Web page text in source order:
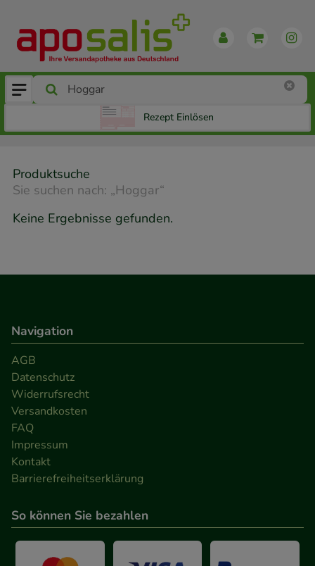
Rezept Einlösen
Produktsuche
Sie suchen nach: „Hoggar“
Keine Ergebnisse gefunden.
Navigation
AGB
Datenschutz
Widerrufsrecht
Versandkosten
FAQ
Impressum
Kontakt
Barrierefreiheitserklärung
So können Sie bezahlen